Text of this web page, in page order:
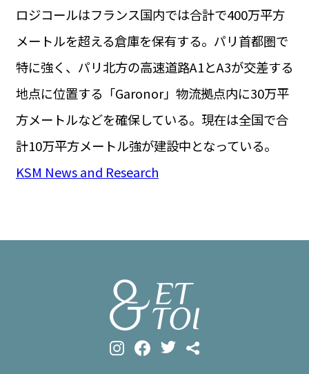
ロジコールはフランス国内では合計で400万平方
メートルを超える倉庫を保有する。パリ首都圏で
特に強く、パリ北方の高速道路A1とA3が交差する
地点に位置する「Garonor」物流拠点内に30万平
方メートルなどを確保している。現在は全国で合
計10万平方メートル強が建設中となっている。
KSM News and Research